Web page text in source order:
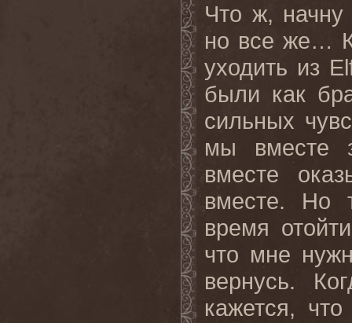
Что ж, начну
но все же…
уходить из
были как
сильных
мы вместе
вместе
вместе. Но
время
что мне
вернусь.
кажется,